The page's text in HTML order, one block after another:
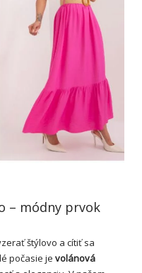
– módny prvok
štýlovo a cítiť sa
počasie je volánová